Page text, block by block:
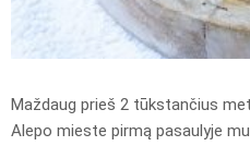
Maždaug prieš 2 tūkstančius
Alepo mieste pirmą pasaulyje